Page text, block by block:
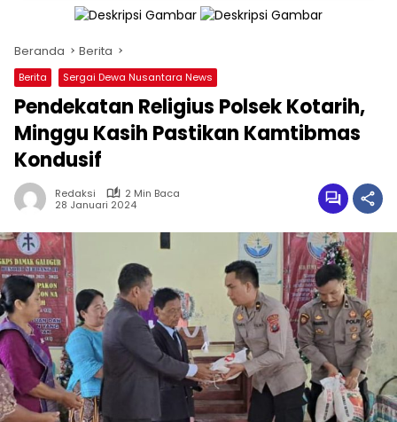
Beranda Berita
Berita Sergai Dewa Nusantara News
Pendekatan Religius Polsek Kotarih,
Minggu Kasih Pastikan Kamtibmas
Kondusif
Redaksi
2 Min Baca
28 Januari 2024